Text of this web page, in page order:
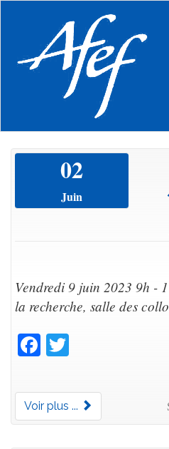
principal
02
Juin
Vendredi 9 juin 2023 9h -
la recherche, salle des
Facebook
Voir plus ...